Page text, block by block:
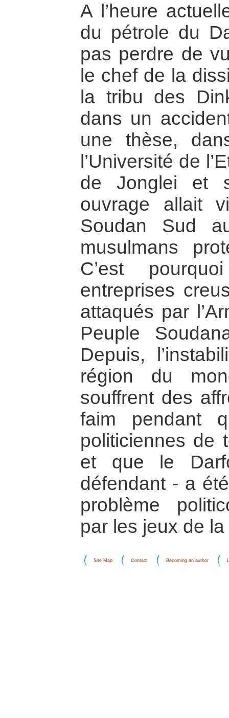
A l’heure
du pétrole du
pas perdre de
le chef de la
la tribu des
dans un
une thèse,
l’Université de
de Jonglei et
ouvrage allait
Soudan Sud
musulmans
C’est
entreprises
attaqués par
Peuple
Depuis,
région du
souffrent des
faim pendant
politiciennes de
et que le
défendant - a
problème
par les jeux de
Site Map Contact Becoming an author